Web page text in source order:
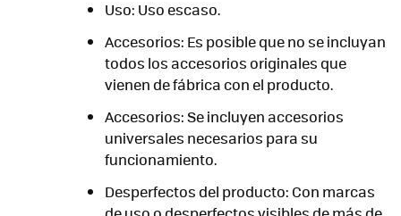
Uso: Uso escaso.
Accesorios: Es posible que no se incluyan
todos los accesorios originales que
vienen de fábrica con el producto.
Accesorios: Se incluyen accesorios
universales necesarios para su
funcionamiento.
Desperfectos del producto: Con marcas